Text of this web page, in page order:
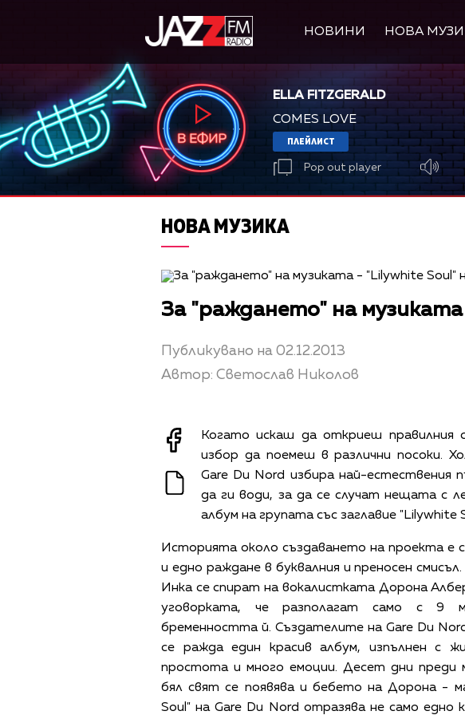
НОВИНИ НОВА
ELLA FITZGERALD
COMES LOVE
ПЛЕЙЛИСТ
Pop out player
НОВА МУЗИКА
За "раждането" на музиката
Публикувано на 02.12.2013
Автор: Светослав Николов
Когато искаш да откриеш правилния
избор да поемеш в различни посоки.
Gare Du Nord избира най-
да ги води, за да се случат нещата с
албум на групата със заглавие "Lilywhite
Историята около създаването на проекта е
и едно раждане в буквалния и преносен
Инка се спират на вокалистката Дорона
уговорката, че разполагат само с 9
бременността й. Създателите на Gare Du
се ражда един красив албум, изпълнен с
простота и много емоции. Десет дни преди
бял свят се появява и бебето на Дорона -
Soul" на Gare Du Nord отразява не само